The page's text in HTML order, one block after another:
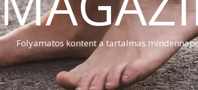
Folyamatos kontent a tartalmas